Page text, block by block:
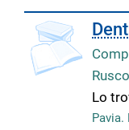
copertina
Lo
Pavia.